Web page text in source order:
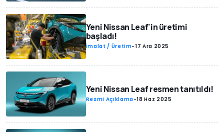
Yeni Nissan Leaf'in üretimi
başladı!
İmalat / Üretim-17 Ara 2025
Yeni Nissan Leaf resmen tanıtıldı!
Resmi Açıklama-18 Haz 2025